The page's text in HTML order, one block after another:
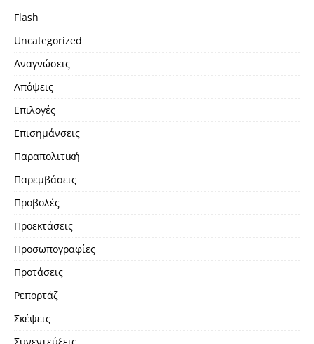
Flash
Uncategorized
Αναγνώσεις
Απόψεις
Επιλογές
Επισημάνσεις
Παραπολιτική
Παρεμβάσεις
Προβολές
Προεκτάσεις
Προσωπογραφίες
Προτάσεις
Ρεπορτάζ
Σκέψεις
Συνεντεύξεις